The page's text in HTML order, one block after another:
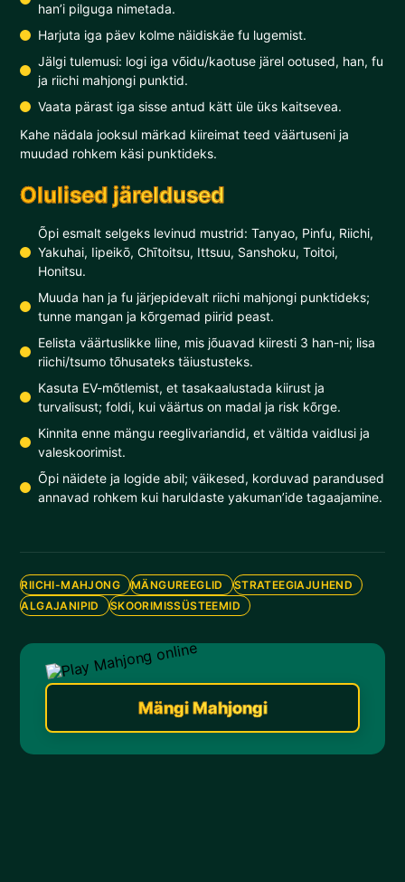
han’i pilguga nimetada.
Harjuta iga päev kolme näidiskäe fu lugemist.
Jälgi tulemusi: logi iga võidu/kaotuse järel ootused, han, fu
ja riichi mahjongi punktid.
Vaata pärast iga sisse antud kätt üle üks kaitsevea.
Kahe nädala jooksul märkad kiireimat teed väärtuseni ja
muudad rohkem käsi punktideks.
Olulised järeldused
Õpi esmalt selgeks levinud mustrid: Tanyao, Pinfu, Riichi,
Yakuhai, Iipeikō, Chītoitsu, Ittsuu, Sanshoku, Toitoi,
Honitsu.
Muuda han ja fu järjepidevalt riichi mahjongi punktideks;
tunne mangan ja kõrgemad piirid peast.
Eelista väärtuslikke liine, mis jõuavad kiiresti 3 han-ni; lisa
riichi/tsumo tõhusateks täiustusteks.
Kasuta EV-mõtlemist, et tasakaalustada kiirust ja
turvalisust; foldi, kui väärtus on madal ja risk kõrge.
Kinnita enne mängu reeglivariandid, et vältida vaidlusi ja
valeskoorimist.
Õpi näidete ja logide abil; väikesed, korduvad parandused
annavad rohkem kui haruldaste yakuman’ide tagaajamine.
RIICHI-MAHJONG MÄNGUREEGLID
STRATEEGIAJUHEND
ALGAJANIPID
SKOORIMISSÜSTEEMID
Mängi Mahjongi